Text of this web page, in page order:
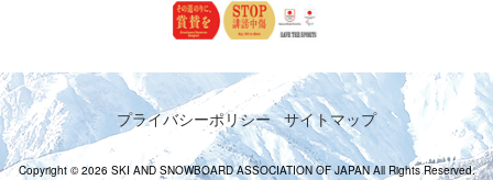
プライバシーポリシー サイトマップ
Copyright © 2026 SKI AND SNOWBOARD ASSOCIATION OF JAPAN All Rights Reserved.